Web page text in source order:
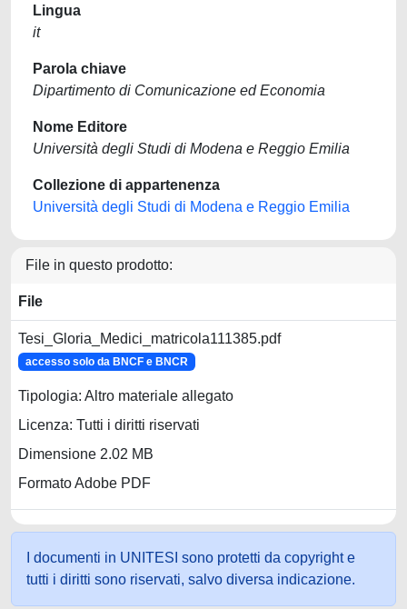
Lingua
it
Parola chiave
Dipartimento di Comunicazione ed Economia
Nome Editore
Università degli Studi di Modena e Reggio Emilia
Collezione di appartenenza
Università degli Studi di Modena e Reggio Emilia
File in questo prodotto:
File
Tesi_Gloria_Medici_matricola111385.pdf
accesso solo da BNCF e BNCR
Tipologia: Altro materiale allegato
Licenza: Tutti i diritti riservati
Dimensione 2.02 MB
Formato Adobe PDF
I documenti in UNITESI sono protetti da copyright e
tutti i diritti sono riservati, salvo diversa indicazione.